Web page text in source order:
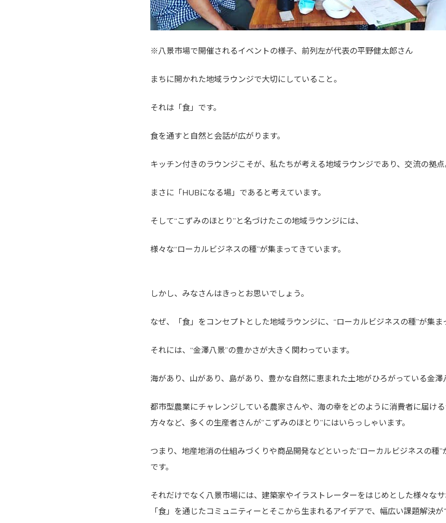
※八景市場で開催されるイベントの様子、前列左が代表の平野健太郎さん
まちに開かれた地域ラウンジで大切にしていること。
それは「食」です。
食を通すと自然と会話が広がります。
キッチン付きのラウンジこそが、私たちが考える地域ラウンジであり、交流の拠
まさに「HUBになる場」であると考えています。
そして“こずみのほとり”と名づけたこの地域ラウンジには、
様々な“ローカルビジネスの種”が集まってきています。
しかし、みなさんはきっとお思いでしょう。
なぜ、「食」をコンセプトとした地域ラウンジに、“ローカルビジネスの種”が集
それには、“金澤八景”の豊かさが大きく関わっています。
海があり、山があり、島があり、豊かな自然に恵まれた土地がひろがっている金澤
都市型農業にチャレンジしている農家さんや、海の幸をどのように消費者に届け
方々など、多くの生産者さんが”こずみのほとり”にはいらっしゃいます。
つまり、地産地消の仕組みづくりや商品開発などといった”ローカルビジネスの種
です。
それだけでなく八景市場には、建築家やイラストレーターをはじめとした様々な
「食」を通じたコミュニティーとそこから生まれるアイデアで、幅広い課題解決が